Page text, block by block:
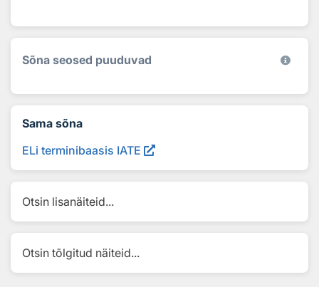
Sõna seosed puuduvad
Sama sõna
ELi terminibaasis IATE
Otsin lisanäiteid...
Otsin tõlgitud näiteid...